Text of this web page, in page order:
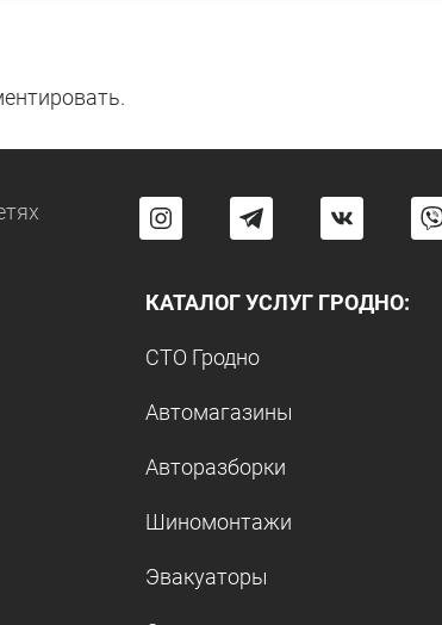
КАТАЛОГ УСЛУГ ГРОДНО:
СТО Гродно
Автомагазины
Авторазборки
Шиномонтажи
Эвакуаторы